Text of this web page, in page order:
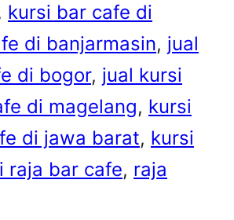
kursi bar cafe di
di banjarmasin, jual
di bogor, jual kursi
di magelang, kursi
di jawa barat, kursi
raja bar cafe, raja